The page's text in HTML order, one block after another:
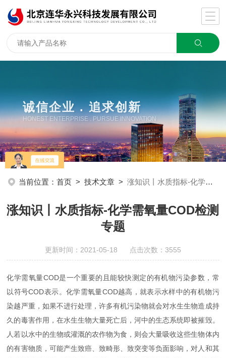
诚信企业 . 追求创新
HONEST ENTERPRISE . PURSUE INNOVATION
当前位置：首页 >技术文章 >涨知识丨水质指标-化学需氧量COD检测专题
涨知识丨水质指标-化学需氧量COD检测
专题
更新时间：2021-05-18 点击次数：3555
化学需氧量COD是一个重要的且能较快测定的有机物污染参数，常
以符号COD表示。化学需氧量COD越高，就表示水样中的有机物污
染越严重，如果不进行处理，许多有机污染物就会对水生生物造成持
久的毒害作用，在水生生物大量死亡后，河中的生态系统即被摧毁。
人若以水中的生物或灌溉的农作物为食，则会大量吸收这些生物体内
的有害物质，可能产生致癌、致畸形、致突变等负面影响，对人和其